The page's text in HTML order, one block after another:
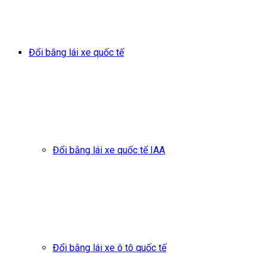
Đổi bằng lái xe quốc tế
Đổi bằng lái xe quốc tế IAA
Đổi bằng lái xe ô tô quốc tế